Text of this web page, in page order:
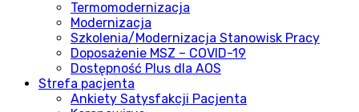
Termomodernizacja
Modernizacja
Szkolenia/Modernizacja Stanowisk Pracy
Doposażenie MSZ – COVID-19
Dostępność Plus dla AOS
Strefa pacjenta
Ankiety Satysfakcji Pacjenta